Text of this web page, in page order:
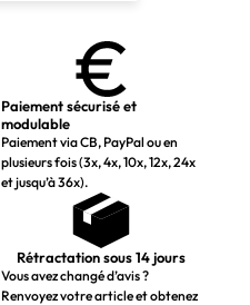
Paiement sécurisé et
modulable
Paiement via CB, PayPal ou en
plusieurs fois (3x, 4x, 10x, 12x, 24x
et jusqu’à 36x).
Rétractation sous 14 jours
Vous avez changé d’avis ?
Renvoyez votre article et obtenez